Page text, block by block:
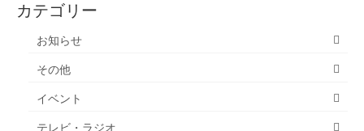
事
カテゴリー
お知らせ
その他
イベント
テレビ・ラジオ